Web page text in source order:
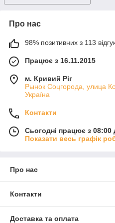
Про нас
98% позитивних з 113
Працює з 16.11.2015
м. Кривий Ріг
Рынок Соцгорода, улица
Україна
Контакти
Сьогодні працює з 08:00
Показати весь графік
Про нас
Контакти
Доставка та оплата